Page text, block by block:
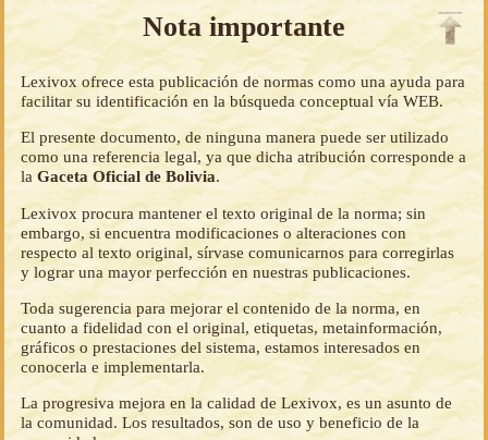
Nota importante
Lexivox ofrece esta publicación de normas como una ayuda para
facilitar su identificación en la búsqueda conceptual vía WEB.
El presente documento, de ninguna manera puede ser utilizado
como una referencia legal, ya que dicha atribución corresponde a
laGaceta Oficial de Bolivia.
Lexivox procura mantener el texto original de la norma; sin
embargo, si encuentra modificaciones o alteraciones con
respecto al texto original, sírvase comunicarnos para corregirlas
y lograr una mayor perfección en nuestras publicaciones.
Toda sugerencia para mejorar el contenido de la norma, en
cuanto a fidelidad con el original, etiquetas, metainformación,
gráficos o prestaciones del sistema, estamos interesados en
conocerla e implementarla.
La progresiva mejora en la calidad de Lexivox, es un asunto de
la comunidad. Los resultados, son de uso y beneficio de la